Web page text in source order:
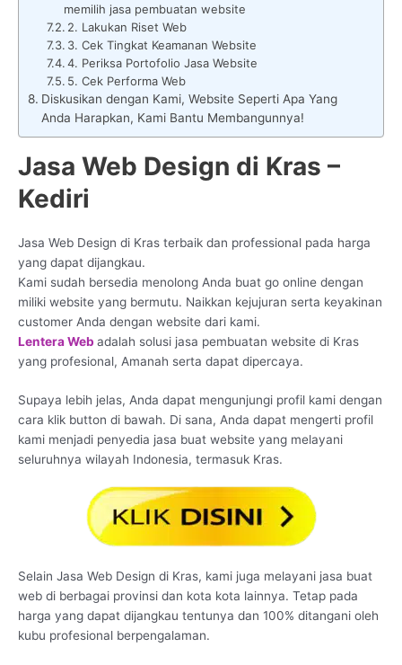
memilih jasa pembuatan website
2. Lakukan Riset Web
3. Cek Tingkat Keamanan Website
4. Periksa Portofolio Jasa Website
5. Cek Performa Web
Diskusikan dengan Kami, Website Seperti Apa Yang
Anda Harapkan, Kami Bantu Membangunnya!
Jasa Web Design di Kras –
Kediri
Jasa Web Design di Kras terbaik dan professional pada harga
yang dapat dijangkau.
Kami sudah bersedia menolong Anda buat go online dengan
miliki website yang bermutu. Naikkan kejujuran serta keyakinan
customer Anda dengan website dari kami.
Lentera Web adalah solusi jasa pembuatan website di Kras
yang profesional, Amanah serta dapat dipercaya.
Supaya lebih jelas, Anda dapat mengunjungi profil kami dengan
cara klik button di bawah. Di sana, Anda dapat mengerti profil
kami menjadi penyedia jasa buat website yang melayani
seluruhnya wilayah Indonesia, termasuk Kras.
Selain Jasa Web Design di Kras, kami juga melayani jasa buat
web di berbagai provinsi dan kota kota lainnya. Tetap pada
harga yang dapat dijangkau tentunya dan 100% ditangani oleh
kubu profesional berpengalaman.